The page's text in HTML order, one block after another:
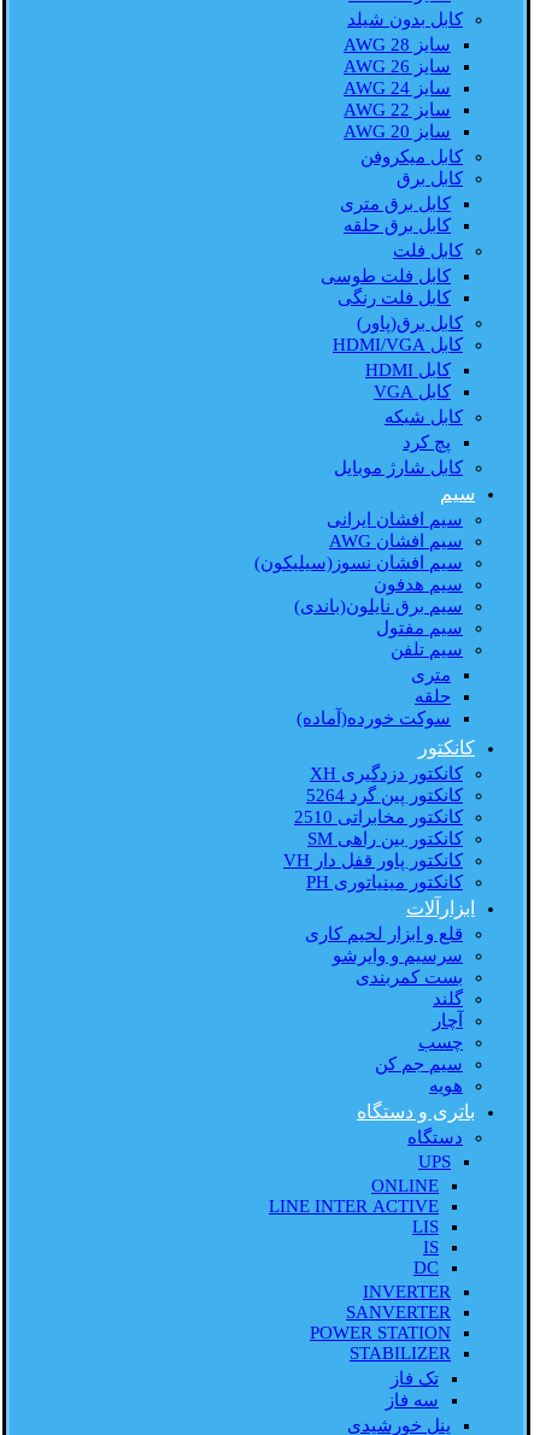
کابل بدون شیلد
سایز AWG 28
سایز AWG 26
سایز AWG 24
سایز AWG 22
سایز AWG 20
کابل میکروفن
کابل برق
کابل برق متری
کابل برق حلقه
کابل فلت
کابل فلت طوسی
کابل فلت رنگی
کابل برق(پاور)
کابل HDMI/VGA
کابل HDMI
کابل VGA
کابل شبکه
پچ کرد
کابل شارژ موبایل
سیم
سیم افشان ایرانی
سیم افشان AWG
سیم افشان نسوز(سیلیکون)
سیم هدفون
سیم برق نایلون(باندی)
سیم مفتول
سیم تلفن
متری
حلقه
سوکت خورده(آماده)
کانکتور
کانکتور دزدگیری XH
کانکتور پین گرد 5264
کانکتور مخابراتی 2510
کانکتور بین راهی SM
کانکتور پاور قفل دار VH
کانکتور مینیاتوری PH
ابزارآلات
قلع و ابزار لحیم کاری
سرسیم و وایرشو
بست کمربندی
گلند
آچار
چسب
سیم جم کن
هویه
باتری و دستگاه
دستگاه
UPS
ONLINE
LINE INTER ACTIVE
LIS
IS
DC
INVERTER
SANVERTER
POWER STATION
STABILIZER
تک فاز
سه فاز
پنل خورشیدی